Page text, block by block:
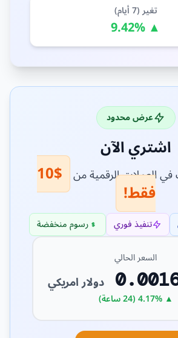
تغير (7 أيام)
▲ 9.42%
عرض محدود
اشتري الآن
في العملات الرقمية من $10
فقط!
تنفيذ فوري
رسوم منخفضة
السعر الحالي
دولار امريكي
▲ 4.17% (24 ساعة)